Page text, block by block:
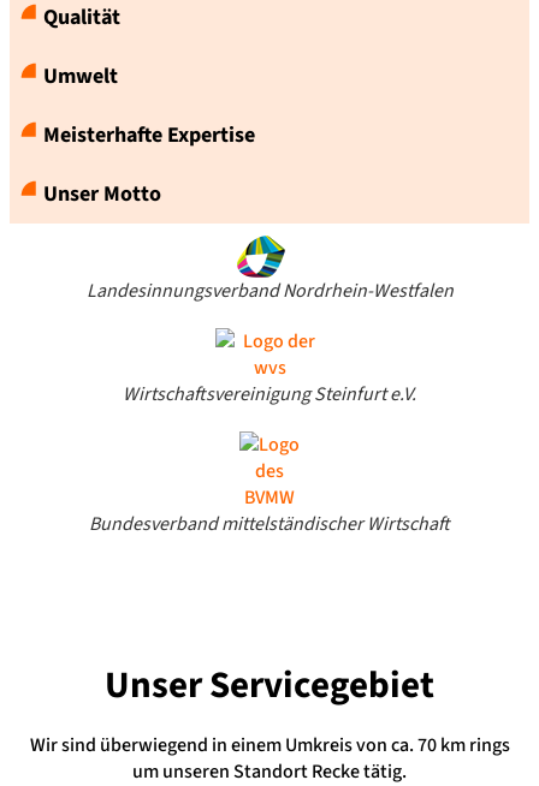
Qualität
Umwelt
Meisterhafte Expertise
Unser Motto
Landesinnungsverband Nordrhein-Westfalen
Wirtschaftsvereinigung Steinfurt e.V.
Bundesverband mittelständischer Wirtschaft
Unser Servicegebiet
Wir sind überwiegend in einem Umkreis von ca. 70 km rings
um unseren Standort Recke tätig.